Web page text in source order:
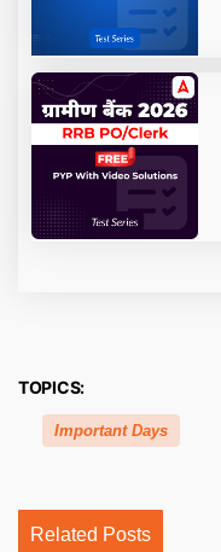
TOPICS:
Important Days
Related Posts